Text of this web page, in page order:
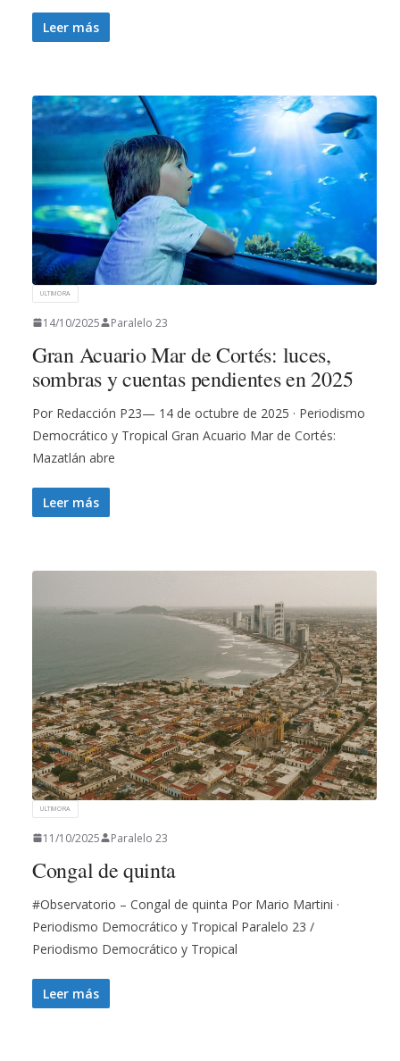
Leer más
ULTIMORA
14/10/2025 Paralelo 23
Gran Acuario Mar de Cortés: luces,
sombras y cuentas pendientes en 2025
Por Redacción P23— 14 de octubre de 2025 · Periodismo
Democrático y Tropical Gran Acuario Mar de Cortés:
Mazatlán abre
Leer más
ULTIMORA
11/10/2025 Paralelo 23
Congal de quinta
#Observatorio – Congal de quinta Por Mario Martini ·
Periodismo Democrático y Tropical Paralelo 23 /
Periodismo Democrático y Tropical
Leer más